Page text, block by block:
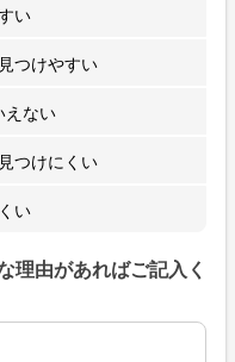
い
つけやすい
えない
つけにくい
い
理由があればご記入く
理由があればご記入くだ